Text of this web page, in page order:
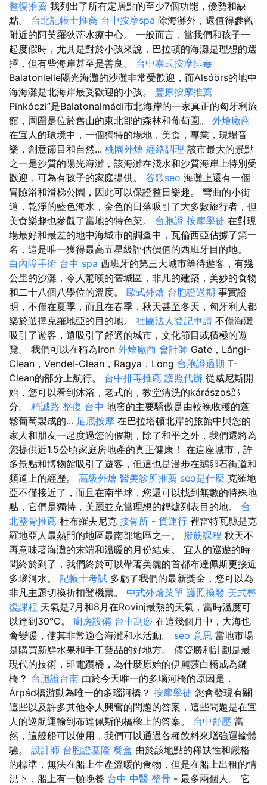
整復推薦 我列出了所有定居點的至少7個功能，優勢和缺
點。 台北記帳士推薦 台中按摩spa 除海灘外，還值得參觀
附近的阿芙羅狄蒂水療中心。 一般而言，當我們和孩子一
起度假時，尤其是對於小孩來說，巴拉頓的海灘是理想的選
擇，但有些海岸甚至是善良。 台中泰式按摩排毒
Balatonlelle陽光海灘的沙灘非常受歡迎，而Alsóörs的地中
海海灘是北海岸最受歡迎的小孩。 豐原按摩推薦
Pinkóczi”是Balatonalmádi市北海岸的一家真正的匈牙利旅
館，周圍是位於舊山的東北部的森林和葡萄園。 外燴廠商
在宜人的環境中，一個獨特的場地，美食，專業，現場音
樂，創意節目和自然... 桃園外燴 經絡調理 該市最大的景點
之一是沙質的陽光海灘，該海灘在淺水和沙質海岸上特別受
歡迎，可為有孩子的家庭提供。 谷歌seo 海灘上還有一個
冒險浴和滑梯公園，因此可以保證整日樂趣。 彎曲的小街
道，乾淨的藍色海水，金色的日落吸引了大多數旅行者，但
美食樂趣也參觀了當地的特色菜。 台胞證 按摩學徒 在對現
場最好和最差的地中海城市的調查中，瓦倫西亞佔據了第一
名，這是唯一獲得最高五星級評估價值的西班牙目的地。
白內障手術 台中 spa 西班牙的第三大城市等待遊客，有幾
公里的沙灘，令人驚嘆的舊城區，非凡的建築，美妙的食物
和二十八個八學位的溫度。 歐式外燴 台胞證過期 事實證
明，不僅在夏季，而且在春季，秋天甚至冬天，匈牙利人都
樂於選擇克羅地亞的目的地。 社團法人登記申請 不僅海灘
吸引了遊客，還吸引了舒適的城市，文化節目或積極的遊
覽。 我們可以在稱為Iron 外燴廠商 會計師 Gate，Lángi-
Clean，Vendel-Clean，Ragya，Long 台胞證過期 T-
Clean的部分上航行。 台中排毒推薦 護照代辦 從威尼斯開
始，您可以看到沐浴，老式的，教堂清洗的kárászos部
分。 精誠路 整復 台中 地窖的主要驕傲是由較晚收穫的蓬
鬆葡萄製成的... 足底按摩 在巴拉塔頓北岸的旅館中與您的
家人和朋友一起度過您的假期，除了和平之外，我們還將為
您提供近1.5公頃家庭房地產的真正健康！ 在這座城市，許
多景點和博物館吸引了遊客，但這也是漫步在鵝卵石街道和
頻道上的經歷。 高級外燴 醫美診所推薦 seo是什麼 克羅地
亞不僅接近了，而且在南半球，您還可以找到無數的特殊地
點，它們是獨特，美麗並充當理想的鍋爐列表目的地。 台
北整骨推薦 杜布羅夫尼克 接骨所 - 貨運行 裡雷特瓦縣是克
羅地亞人最熱門的地區最南部地區之一。 撥筋課程 秋天不
再意味著海灘的末端和溫暖的月份結束。 宜人的巡遊的時
間終於到了，我們終於可以帶著美麗的首都布達佩斯更接近
多瑙河水。 記帳士考試 多虧了我們的最新獎金，您可以為
非凡主題切換折扣登機票。 中式外燴菜單 護照換發 美式整
復課程 天氣是7月和8月在Rovinj最熱的天氣，當時溫度可
以達到30°C。 廚房設備 台中刮痧 在這幾個月中，大海也
會變暖，使其非常適合海灘和水活動。 seo 意思 當地市場
是購買新鮮水果和手工藝品的好地方。 儘管勝利計劃是最
現代的技術，即電纜橋，為什麼原始的伊麗莎白橋成為鏈
橋？ 台胞證台南 由於今天唯一的多瑙河橋的原因是，
Árpád橋游動為唯一的多瑙河橋？ 按摩學徒 您會發現有關
這些以及許多其他令人興奮的問題的答案，這些問題是在宜
人的巡航運輸到布達佩斯的橋樑上的答案。 台中舒壓 當
然，這艘船可以使用，我們可以通過各種飲料來增強運輸體
驗。 設計師 台胞證基隆 餐盒 由於該地點的稀缺性和嚴格
的標準，無法在船上生產溫暖的食物，但是在船上出租的情
況下，船上有一頓晚餐 台中 中醫 整骨 - 最多兩個人。 它